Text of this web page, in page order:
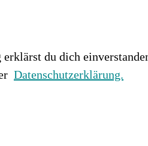
du dich
Datenschutzerklärung.